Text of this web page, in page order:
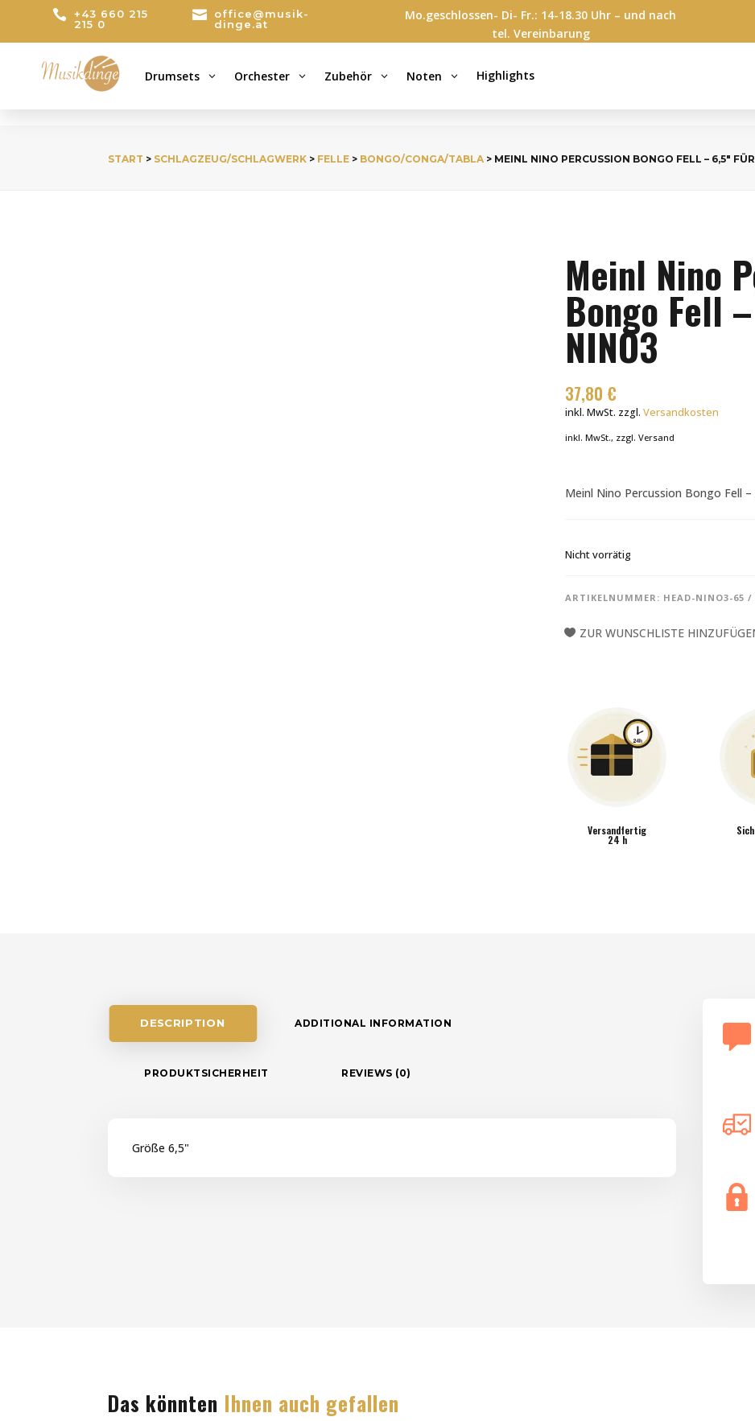
 +43 660 215
215 0

office@musik-
dinge.at
Mo.geschlossen- Di- Fr.: 14-18.30 Uhr – und nach
tel. Vereinbarung
Drumsets 3 Orchester 3 Zubehör 3 Noten 3 Highlights
START > SCHLAGZEUG/SCHLAGWERK > FELLE > BONGO/CONGA/TABLA > MEINL NINO PERCUSSION BONGO FELL – 6,5″
Meinl Nino
Bongo Fell
NINO3
37,80 €
inkl. MwSt. zzgl. Versandkosten
inkl. MwSt., zzgl. Versand
Meinl Nino Percussion Bongo Fell –
Nicht vorrätig
ARTIKELNUMMER: HEAD-NINO3-65
ZUR WUNSCHLISTE
Versandfertig
24 h
DESCRIPTION ADDITIONAL INFORMATION
PRODUKTSICHERHEIT REVIEWS (0)
Größe 6,5"
Das könnten Ihnen auch gefallen